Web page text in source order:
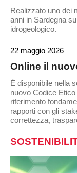
Realizzato uno dei
anni in Sardegna
idrogeologico.
22 maggio 2026
Online il
È disponibile nella
nuovo Codice
riferimento
rapporti con gli
correttezza,